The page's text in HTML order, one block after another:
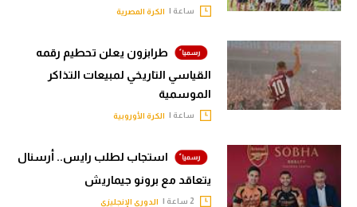
ساعة | الكرة المصرية
طرابزون يعلن تحطيم رقمه
القياسي التاريخي لمبيعات التذاكر
الموسمية
ساعة | الكرة الأوروبية
استجاب لطلب رايس.. أرسنال
يتعاقد مع برونو جيماريش
الدوري الإنجليزي